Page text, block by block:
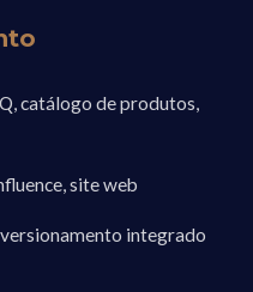
catálogo de produtos,
site web
integrado